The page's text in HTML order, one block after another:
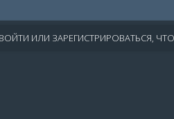
ИЛИ ЗАРЕГИСТРИРОВАТЬСЯ,